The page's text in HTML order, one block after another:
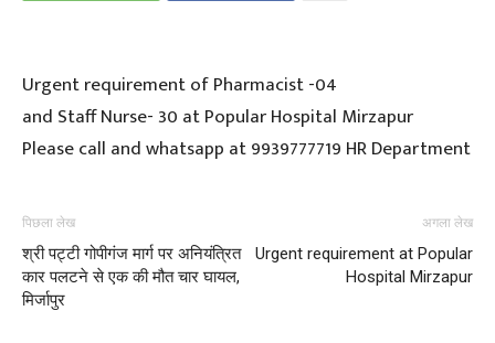
Urgent requirement of Pharmacist -04
and Staff Nurse- 30 at Popular Hospital Mirzapur
Please call and whatsapp at 9939777719 HR Department
पिछला लेख
श्री पट्टी गोपीगंज मार्ग पर अनियंत्रित
कार पलटने से एक की मौत चार घायल,
मिर्जापुर
अगला लेख
Urgent requirement at Popular
Hospital Mirzapur